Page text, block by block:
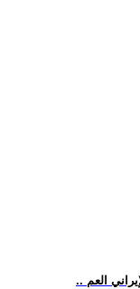
العم